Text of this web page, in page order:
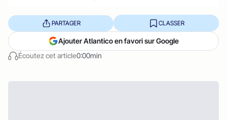
Écoutez cet article0:00min
PARTAGER CLASSER
Ajouter Atlantico en favori sur Google